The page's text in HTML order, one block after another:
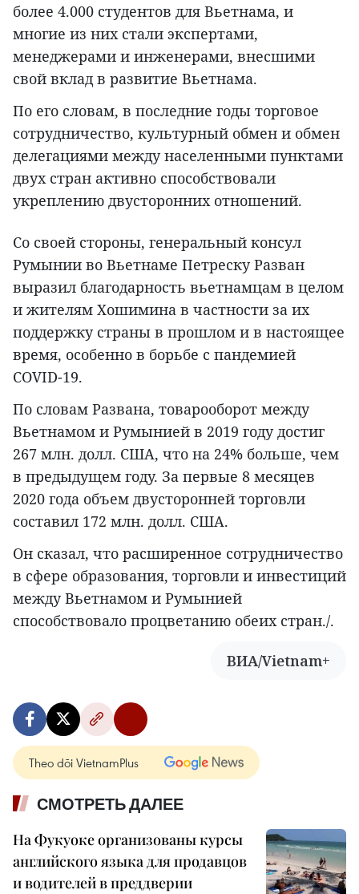
более 4.000 студентов для Вьетнама, и
многие из них стали экспертами,
менеджерами и инженерами, внесшими
свой вклад в развитие Вьетнама.
По его словам, в последние годы торговое
сотрудничество, культурный обмен и обмен
делегациями между населенными пунктами
двух стран активно способствовали
укреплению двусторонних отношений.
Со своей стороны, генеральный консул
Румынии во Вьетнаме Петреску Разван
выразил благодарность вьетнамцам в целом
и жителям Хошимина в частности за их
поддержку страны в прошлом и в настоящее
время, особенно в борьбе с пандемией
COVID-19.
По словам Развана, товарооборот между
Вьетнамом и Румынией в 2019 году достиг
267 млн. долл. США, что на 24% больше, чем
в предыдущем году. За первые 8 месяцев
2020 года объем двусторонней торговли
составил 172 млн. долл. США.
Он сказал, что расширенное сотрудничество
в сфере образования, торговли и инвестиций
между Вьетнамом и Румынией
способствовало процветанию обеих стран./.
ВИА/Vietnam+
Theo dõi VietnamPlus
СМОТРЕТЬ ДАЛЕЕ
На Фукуоке организованы курсы
английского языка для продавцов
и водителей в преддверии